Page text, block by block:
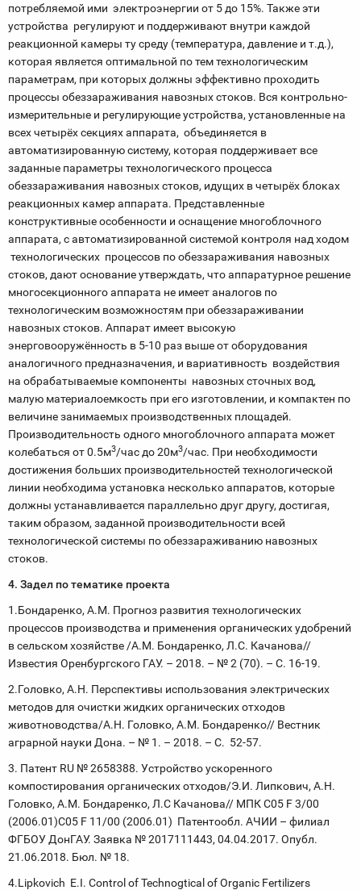
потребляемой ими электроэнергии от 5 до 15%. Также эти
устройства регулируют и поддерживают внутри каждой
реакционной камеры ту среду (температура, давление и т.д.),
которая является оптимальной по тем технологическим
параметрам, при которых должны эффективно проходить
процессы обеззараживания навозных стоков. Вся контрольно-
измерительные и регулирующие устройства, установленные на
всех четырёх секциях аппарата, объединяется в
автоматизированную систему, которая поддерживает все
заданные параметры технологического процесса
обеззараживания навозных стоков, идущих в четырёх блоках
реакционных камер аппарата. Представленные
конструктивные особенности и оснащение многоблочного
аппарата, с автоматизированной системой контроля над ходом
технологических процессов по обеззараживания навозных
стоков, дают основание утверждать, что аппаратурное решение
многосекционного аппарата не имеет аналогов по
технологическим возможностям при обеззараживании
навозных стоков. Аппарат имеет высокую
энерговооружённость в 5-10 раз выше от оборудования
аналогичного предназначения, и вариативность воздействия
на обрабатываемые компоненты навозных сточных вод,
малую материалоемкость при его изготовлении, и компактен по
величине занимаемых производственных площадей.
Производительность одного многоблочного аппарата может
колебаться от 0.5м3/час до 20м3/час. При необходимости
достижения больших производительностей технологической
линии необходима установка несколько аппаратов, которые
должны устанавливается параллельно друг другу, достигая,
таким образом, заданной производительности всей
технологической системы по обеззараживанию навозных
стоков.
4. Задел по тематике проекта
1.Бондаренко, А.М. Прогноз развития технологических
процессов производства и применения органических удобрений
в сельском хозяйстве /А.М. Бондаренко, Л.С. Качанова//
Известия Оренбургского ГАУ. – 2018. – № 2 (70). – С. 16-19.
2.Головко, А.Н. Перспективы использования электрических
методов для очистки жидких органических отходов
животноводства/А.Н. Головко, А.М. Бондаренко// Вестник
аграрной науки Дона. – № 1. – 2018. – С. 52-57.
3. Патент RU № 2658388. Устройство ускоренного
компостирования органических отходов/Э.И. Липкович, А.Н.
Головко, А.М. Бондаренко, Л.С Качанова// МПК С05 F 3/00
(2006.01)С05 F 11/00 (2006.01) Патентообл. АЧИИ – филиал
ФГБОУ ДонГАУ. Заявка № 2017111443, 04.04.2017. Опубл.
21.06.2018. Бюл. № 18.
4.Lipkovich E.I. Control of Technogtical of Organic Fertilizers